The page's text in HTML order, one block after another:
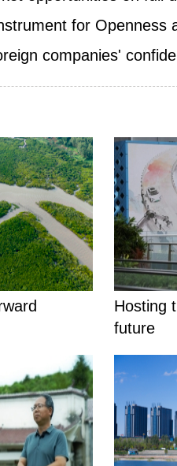
for Openness
companies'